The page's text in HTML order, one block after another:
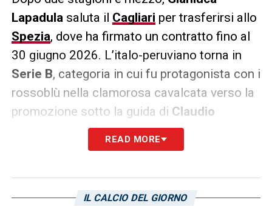
Lapadulasaluta il Cagliari per trasferirsi allo
Spezia, dove ha firmato un contratto fino al
30 giugno 2026. L’italo-peruviano torna in
Serie B, categoria in cui fu protagonista con i
rossoblù nella clamorosa cavalcata verso la
promozione sotto la guida di Claudio
. In totale, con la maglia del Cagliari,
Lapadula ha collezionato 82 presenze,
READ MORE
IL CALCIO DEL GIORNO